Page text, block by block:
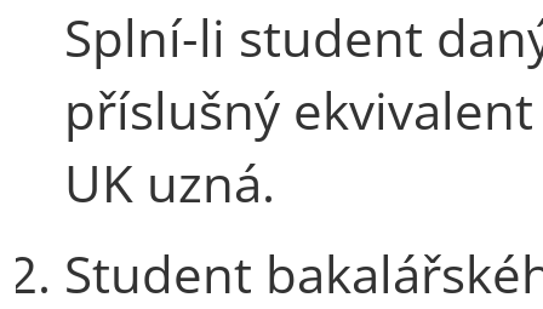
Splní-li student
příslušný
UK uzná.
Student